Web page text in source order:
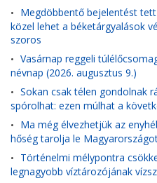
• Megdöbbentő bejelentést
közel lehet a béketárgyalások
szoros
• Vasárnap reggeli
névnap (2026. augusztus 9.)
• Sokan csak télen gondolnak
spórolhat: ezen múlhat a
• Ma még élvezhetjük az
hőség tarolja le
• Történelmi mélypontra
legnagyobb víztározójának